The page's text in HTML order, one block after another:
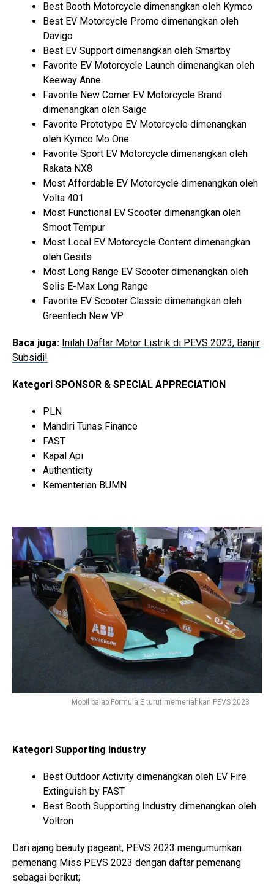
Best Booth Motorcycle dimenangkan oleh Kymco
Best EV Motorcycle Promo dimenangkan oleh
Davigo
Best EV Support dimenangkan oleh Smartby
Favorite EV Motorcycle Launch dimenangkan oleh
Keeway Anne
Favorite New Comer EV Motorcycle Brand
dimenangkan oleh Saige
Favorite Prototype EV Motorcycle dimenangkan
oleh Kymco Mo One
Favorite Sport EV Motorcycle dimenangkan oleh
Rakata NX8
Most Affordable EV Motorcycle dimenangkan oleh
Volta 401
Most Functional EV Scooter dimenangkan oleh
Smoot Tempur
Most Local EV Motorcycle Content dimenangkan
oleh Gesits
Most Long Range EV Scooter dimenangkan oleh
Selis E-Max Long Range
Favorite EV Scooter Classic dimenangkan oleh
Greentech New VP
Baca juga: Inilah Daftar Motor Listrik di PEVS 2023, Banjir
Subsidi!
Kategori SPONSOR & SPECIAL APPRECIATION
PLN
Mandiri Tunas Finance
FAST
Kapal Api
Authenticity
Kementerian BUMN
Mobil balap Formula E turut memeriahkan PEVS 2023
Kategori Supporting Industry
Best Outdoor Activity dimenangkan oleh EV Fire
Extinguish by FAST
Best Booth Supporting Industry dimenangkan oleh
Voltron
Dari ajang beauty pageant, PEVS 2023 mengumumkan
pemenang Miss PEVS 2023 dengan daftar pemenang
sebagai berikut;